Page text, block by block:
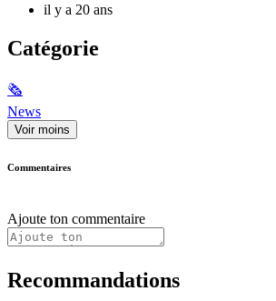
il y a 20 ans
Catégorie
🗞
News
Voir moins
Commentaires
Ajoute ton commentaire
Recommandations